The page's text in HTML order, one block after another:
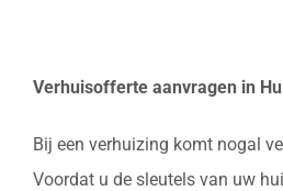
Verhuisofferte aanvragen in
Bij een verhuizing komt nogal
Voordat u de sleutels van uw